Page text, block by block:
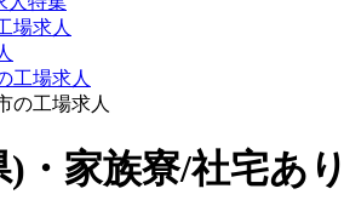
場求人
工場求人
の工場求人
・家族寮/社宅あ